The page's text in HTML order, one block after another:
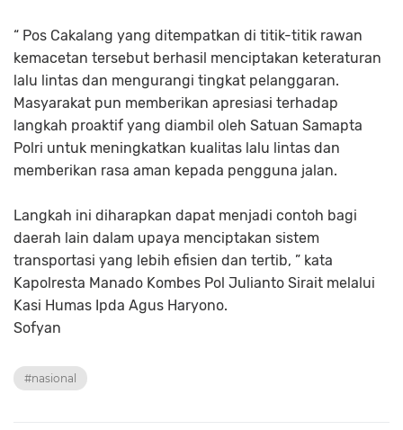
“ Pos Cakalang yang ditempatkan di titik-titik rawan
kemacetan tersebut berhasil menciptakan keteraturan
lalu lintas dan mengurangi tingkat pelanggaran.
Masyarakat pun memberikan apresiasi terhadap
langkah proaktif yang diambil oleh Satuan Samapta
Polri untuk meningkatkan kualitas lalu lintas dan
memberikan rasa aman kepada pengguna jalan.
Langkah ini diharapkan dapat menjadi contoh bagi
daerah lain dalam upaya menciptakan sistem
transportasi yang lebih efisien dan tertib, ” kata
Kapolresta Manado Kombes Pol Julianto Sirait melalui
Kasi Humas Ipda Agus Haryono.
Sofyan
#nasional